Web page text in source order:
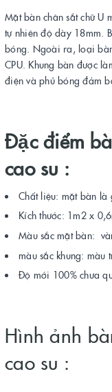
Mặt bàn chân sắt chữ U
tự nhiên độ dày 18mm.
bóng. Ngoài ra, loại
CPU. Khung bàn được
điện và phủ bóng đảm
Đặc điểm
cao su :
Chất liệu: mặt bàn là
Kích thước: 1m2 x
Màu sắc mặt bàn:
màu sắc khung: màu
Độ mới 100% chưa
Hình ảnh
cao su :